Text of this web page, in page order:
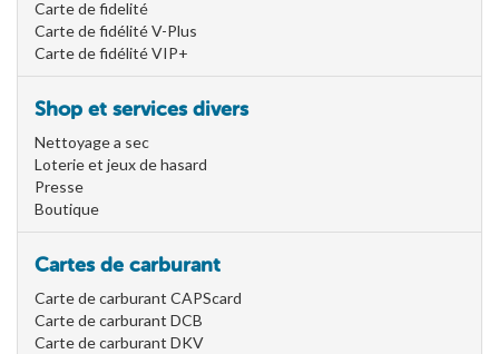
Carte de fidelité
Carte de fidélité V-Plus
Carte de fidélité VIP+
Shop et services divers
Nettoyage a sec
Loterie et jeux de hasard
Presse
Boutique
Cartes de carburant
Carte de carburant CAPScard
Carte de carburant DCB
Carte de carburant DKV